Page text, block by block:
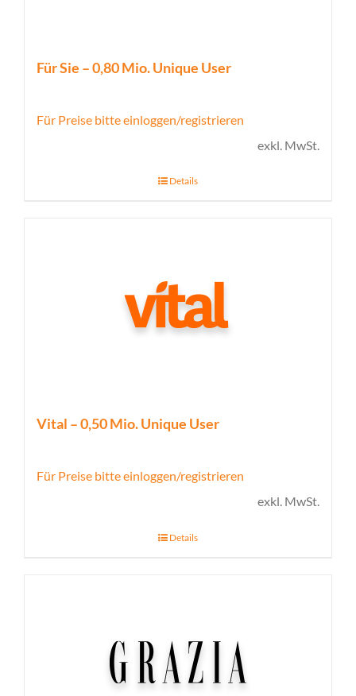
Für Sie – 0,80 Mio. Unique User
Für Preise bitte einloggen/registrieren
exkl. MwSt.
Details
Vital – 0,50 Mio. Unique User
Für Preise bitte einloggen/registrieren
exkl. MwSt.
Details